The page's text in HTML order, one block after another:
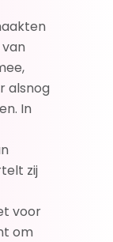
alsnog
In
zij
voor
om